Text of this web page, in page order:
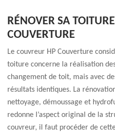
RÉNOVER SA
COUVERTURE
Le couvreur HP Couverture
toiture concerne la réalisation
changement de toit, mais avec
résultats identiques. La
nettoyage, démoussage et
redonne l’aspect original de la
couvreur, il faut procéder de